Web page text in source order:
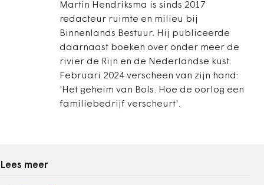
Martin Hendriksma is sinds 2017
redacteur ruimte en milieu bij
Binnenlands Bestuur. Hij publiceerde
daarnaast boeken over onder meer de
rivier de Rijn en de Nederlandse kust.
Februari 2024 verscheen van zijn hand:
'Het geheim van Bols. Hoe de oorlog een
familiebedrijf verscheurt'.
Lees meer